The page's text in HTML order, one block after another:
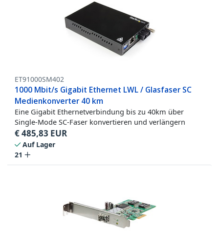
ET91000SM402
1000 Mbit/s Gigabit Ethernet LWL / Glasfaser SC
Medienkonverter 40 km
Eine Gigabit Ethernetverbindung bis zu 40km über
Single-Mode SC-Faser konvertieren und verlängern
€485,83 EUR
Auf Lager
21